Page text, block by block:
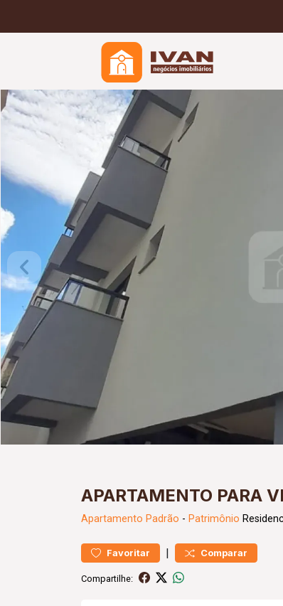
APARTAMENTO PARA
Apartamento Padrão - Patrimônio
Favoritar | Comparar
Compartilhe: